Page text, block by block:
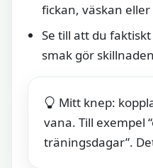
fickan, väskan
Se till att du
smak gör
Mitt knep:
vana. Till exempel
träningsdagar”.